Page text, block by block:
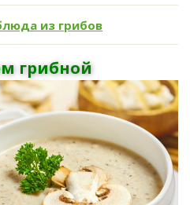
из грибов
грибной